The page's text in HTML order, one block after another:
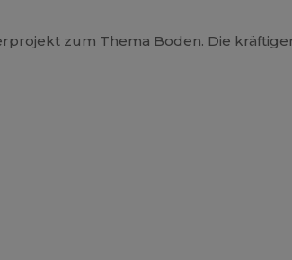
zum Thema Boden. Die